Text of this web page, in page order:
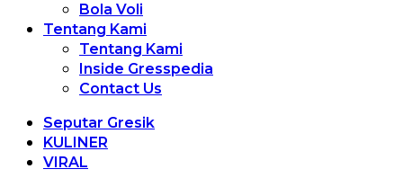
Bola Voli
Tentang Kami
Tentang Kami
Inside Gresspedia
Contact Us
Seputar Gresik
KULINER
VIRAL